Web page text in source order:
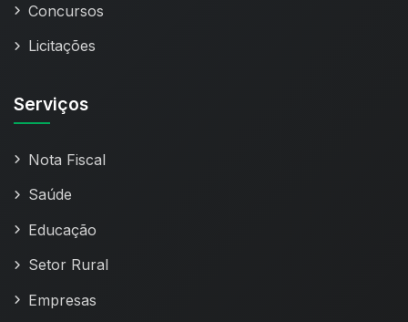
Concursos
Licitações
Serviços
Nota Fiscal
Saúde
Educação
Setor Rural
Empresas